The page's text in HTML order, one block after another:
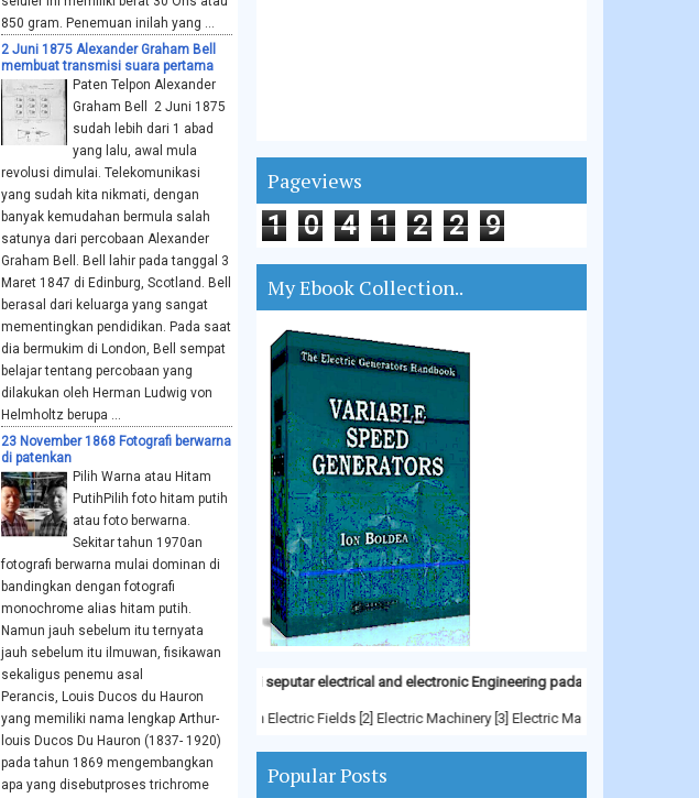
850 gram. Penemuan inilah yang ...
2 Juni 1875 Alexander Graham Bell
membuat transmisi suara pertama
Paten Telpon Alexander
Graham Bell 2 Juni 1875
sudah lebih dari 1 abad
yang lalu, awal mula
revolusi dimulai. Telekomunikasi
yang sudah kita nikmati, dengan
banyak kemudahan bermula salah
satunya dari percobaan Alexander
Graham Bell. Bell lahir pada tanggal 3
Maret 1847 di Edinburg, Scotland. Bell
berasal dari keluarga yang sangat
mementingkan pendidikan. Pada saat
dia bermukim di London, Bell sempat
belajar tentang percobaan yang
dilakukan oleh Herman Ludwig von
Helmholtz berupa ...
23 November 1868 Fotografi berwarna
di patenkan
Pilih Warna atau Hitam
PutihPilih foto hitam putih
atau foto berwarna.
Sekitar tahun 1970an
fotografi berwarna mulai dominan di
bandingkan dengan fotografi
monochrome alias hitam putih.
Namun jauh sebelum itu ternyata
jauh sebelum itu ilmuwan, fisikawan
sekaligus penemu asal
Perancis, Louis Ducos du Hauron
yang memiliki nama lengkap Arthur-
louis Ducos Du Hauron (1837- 1920)
pada tahun 1869 mengembangkan
apa yang disebutproses trichrome
Pageviews
1 0 4 1 2 2 9
My Ebook Collection..
Download gratis ebook koleksi seputar electrical and electronic Engineering pada menu Book Download
Koleksi E-Book:[1] Dielectrics in Electric Fields [2] Electric Machinery [3] Electric Machinery Fundamentals
Popular Posts